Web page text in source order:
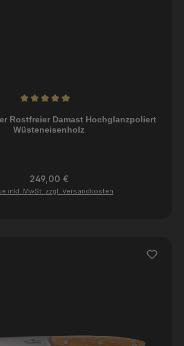
Rostfreier Damast Hochglanzpoliert
Wüsteneisenholz
Regulärer Preis:
249,00 €
inkl. MwSt. zzgl. Versandkosten